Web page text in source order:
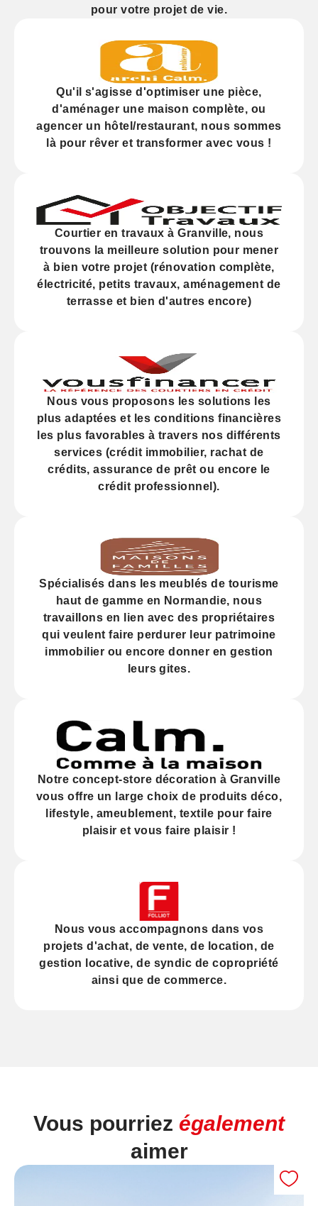
pour votre projet de vie.
Qu'il s'agisse d'optimiser une pièce,
d'aménager une maison complète, ou
agencer un hôtel/restaurant, nous sommes
là pour rêver et transformer avec vous !
Courtier en travaux à Granville, nous
trouvons la meilleure solution pour mener
à bien votre projet (rénovation complète,
électricité, petits travaux, aménagement de
terrasse et bien d'autres encore)
Nous vous proposons les solutions les
plus adaptées et les conditions financières
les plus favorables à travers nos différents
services (crédit immobilier, rachat de
crédits,assurance de prêt ou encore le
crédit professionnel).
Spécialisés dans les meublés de tourisme
haut de gamme en Normandie, nous
travaillons en lien avec des propriétaires
qui veulent faire perdurer leur patrimoine
immobilier ou encore donner en gestion
leurs gites.
Notre concept-store décoration à Granville
vous offre un large choix de produits déco,
lifestyle, ameublement, textile pour faire
plaisir et vous faire plaisir !
Nous vous accompagnons dans vos
projets d'achat, devente, de location, de
gestion locative, de syndic de copropriété
ainsi que de commerce.
Vous pourriez également
aimer